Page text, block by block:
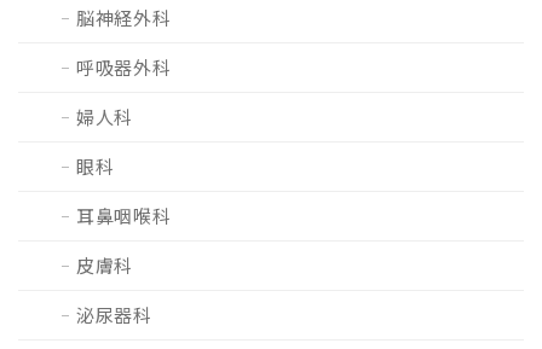
脳神経外科
呼吸器外科
婦人科
眼科
耳鼻咽喉科
皮膚科
泌尿器科